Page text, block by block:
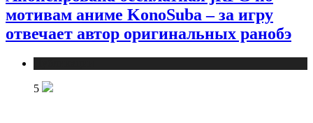
мотивам аниме KonoSuba – за игру
отвечает автор оригинальных ранобэ
5